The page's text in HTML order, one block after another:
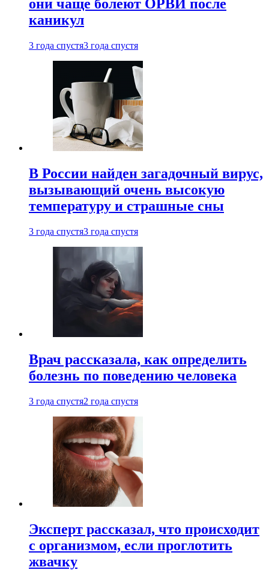
они чаще болеют ОРВИ после
каникул
3 года спустя3 года спустя
В России найден загадочный вирус,
вызывающий очень высокую
температуру и страшные сны
3 года спустя3 года спустя
Врач рассказала, как определить
болезнь по поведению человека
3 года спустя2 года спустя
Эксперт рассказал, что происходит
с организмом, если проглотить
жвачку